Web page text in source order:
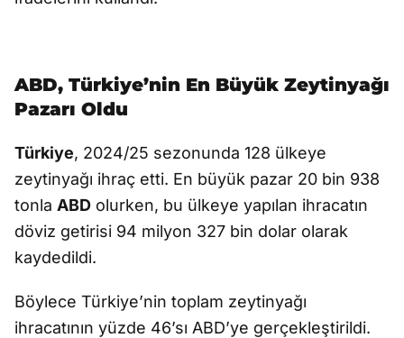
ABD, Türkiye’nin En Büyük Zeytinyağı
Pazarı Oldu
Türkiye, 2024/25 sezonunda 128 ülkeye
zeytinyağı ihraç etti. En büyük pazar 20 bin 938
tonla ABD olurken, bu ülkeye yapılan ihracatın
döviz getirisi 94 milyon 327 bin dolar olarak
kaydedildi.
Böylece Türkiye’nin toplam zeytinyağı
ihracatının yüzde 46’sı ABD’ye gerçekleştirildi.